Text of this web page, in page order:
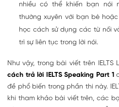
nhiều có thể khiến bạn nói
thường xuyên với bạn bè
học cách sử dụng các từ nối
trì sự liên tục trong lời nói.
Như vậy, trong bài viết trên
cách trả lời IELTS Speaking Part 1
đề phổ biến trong phần thi này.
khi tham khảo bài viết trên, các